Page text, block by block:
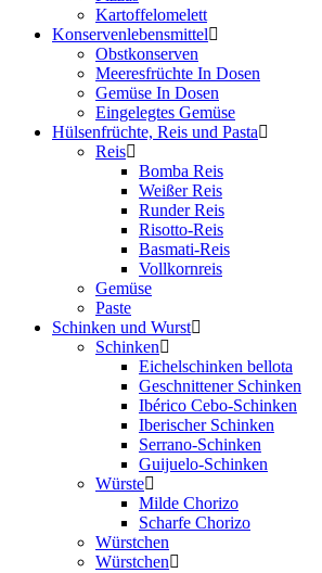
Kartoffelomelett
Konservenlebensmittel
Obstkonserven
Meeresfrüchte In Dosen
Gemüse In Dosen
Eingelegtes Gemüse
Hülsenfrüchte, Reis und Pasta
Reis
Bomba Reis
Weißer Reis
Runder Reis
Risotto-Reis
Basmati-Reis
Vollkornreis
Gemüse
Paste
Schinken und Wurst
Schinken
Eichelschinken bellota
Geschnittener Schinken
Ibérico Cebo-Schinken
Iberischer Schinken
Serrano-Schinken
Guijuelo-Schinken
Würste
Milde Chorizo
Scharfe Chorizo
Würstchen
Würstchen